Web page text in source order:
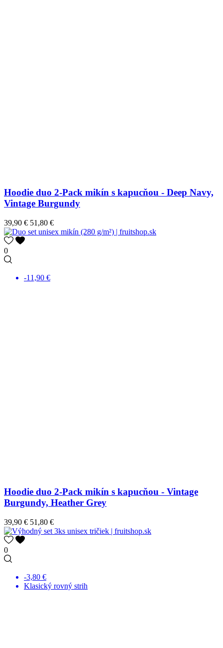
Hoodie duo 2-Pack mikín s kapucňou - Deep Navy,
Vintage Burgundy
39,90 € 51,80 €
0
-11,90 €
Hoodie duo 2-Pack mikín s kapucňou - Vintage
Burgundy, Heather Grey
39,90 € 51,80 €
0
-3,80 €
Klasický rovný strih